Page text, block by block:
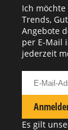
Ich
Trends,
Angebote
per E-Mail
jederzeit
Es gilt